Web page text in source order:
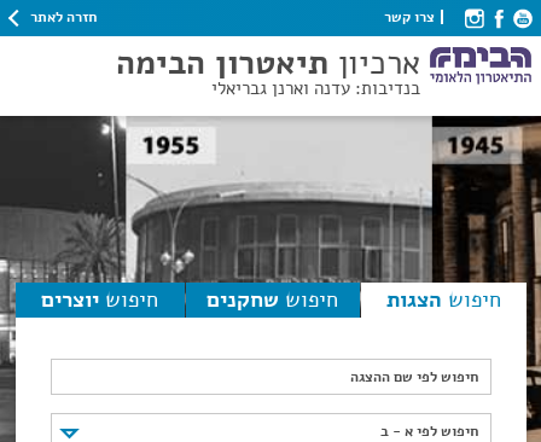
צרו קשר חזרה לאתר
ארכיון תיאטרון הבימה
בנדיבות: עדנה וארנן גבריאלי
חיפוש הצגות חיפוש שחקנים חיפוש יוצרים
חיפוש לפי שם ההצגה
חיפוש לפי א - ב
חיפוש לפי א - ב